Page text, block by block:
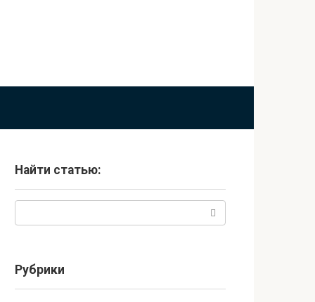
Найти статью:
Рубрики